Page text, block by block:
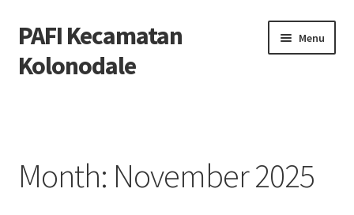
Skip
to
navigation
Skip
to
content
PAFI Kecamatan
Kolonodale
Menu
Privacy Policy
Month: November 2025